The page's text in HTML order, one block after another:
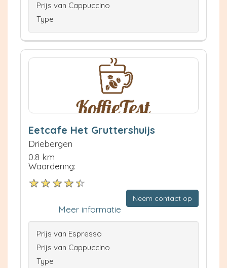
Prijs van Cappuccino
Type
Eetcafe Het Gruttershuijs
Driebergen
0.8 km
Waardering:
Neem contact op
Meer informatie
Prijs van Espresso
Prijs van Cappuccino
Type